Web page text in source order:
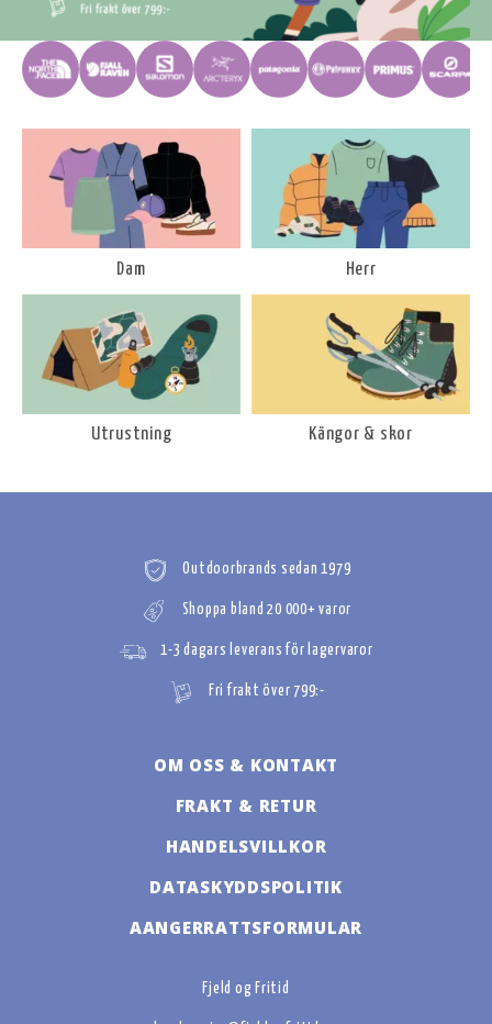
Dam Herr
Utrustning Kängor & skor
Outdoorbrands sedan 1979
Shoppa bland 20 000+ varor
1-3 dagars leverans för lagervaror
Fri frakt över 799:-
OM OSS & KONTAKT
FRAKT & RETUR
HANDELSVILLKOR
DATASKYDDSPOLITIK
AANGERRATTSFORMULAR
Fjeld og Fritid